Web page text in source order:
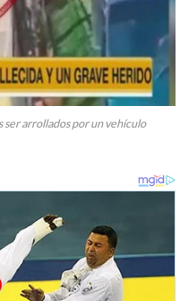
ser arrollados por un vehículo